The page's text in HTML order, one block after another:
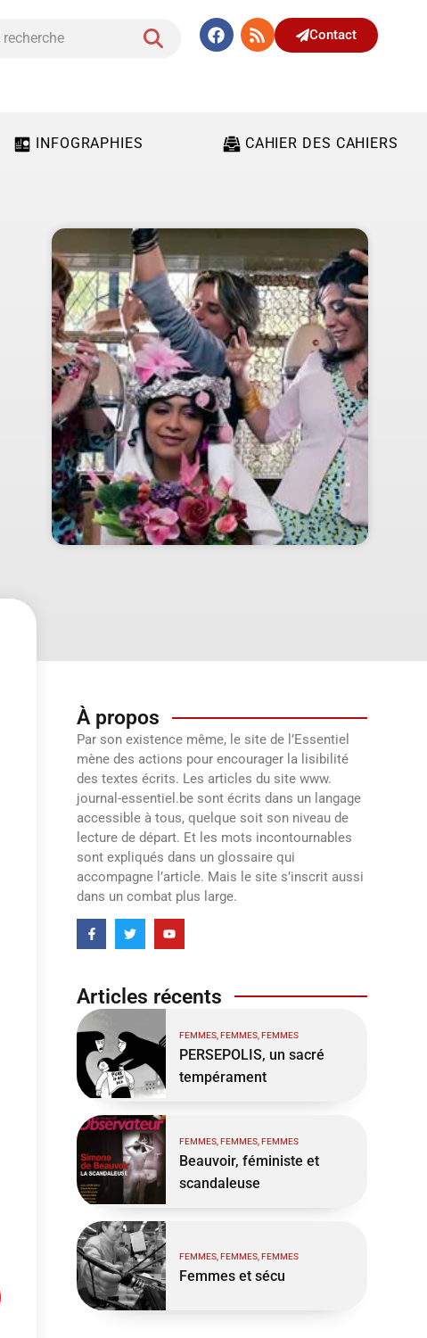
Contact
INFOGRAPHIES CAHIER DES CAHIERS
À propos
Par son existence même, le site de l’Essentiel
mène des actions pour encourager la lisibilité
des textes écrits. Les articles du site www.
journal-essentiel.be sont écrits dans un langage
accessible à tous, quelque soit son niveau de
lecture de départ. Et les mots incontournables
sont expliqués dans un glossaire qui
accompagne l’article. Mais le site s’inscrit aussi
dans un combat plus large.
Articles récents
FEMMES, FEMMES, FEMMES
PERSEPOLIS, un sacré
tempérament
FEMMES, FEMMES, FEMMES
Beauvoir, féministe et
scandaleuse
FEMMES, FEMMES, FEMMES
Femmes et sécu